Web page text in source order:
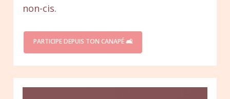
non-cis.
PARTICIPE DEPUIS TON CANAPÉ 🛋️